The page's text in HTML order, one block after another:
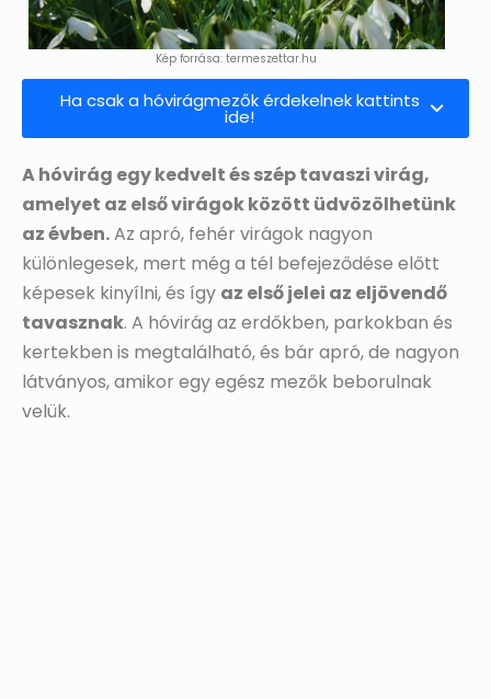
Kép forrása: termeszettar.hu
Ha csak a hóvirágmezők érdekelnek kattints
ide!
A hóvirág egy kedvelt és szép tavaszi virág,
amelyet az első virágok között üdvözölhetünk
az évben.Az apró, fehér virágok nagyon
különlegesek, mert még a tél befejeződése előtt
képesek kinyílni, és így az első jelei az eljövendő
tavasznak. A hóvirág az erdőkben, parkokban és
kertekben is megtalálható, és bár apró, de nagyon
látványos, amikor egy egész mezők beborulnak
velük.